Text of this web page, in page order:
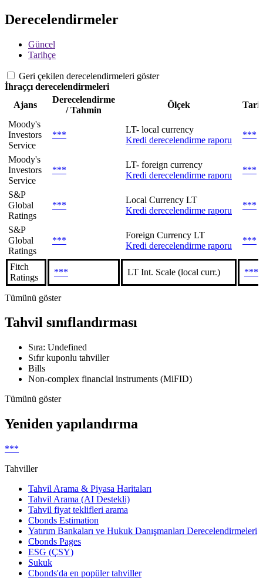
Derecelendirmeler
Güncel
Tarihçe
Geri çekilen derecelendirmeleri göster
İhraççı derecelendirmeleri
Ajans
Derecelendirme
/ Tahmin
Ölçek
Moody's
Investors
Service
***
LT- local currency
Kredi derecelendirme raporu
***
Moody's
Investors
Service
***
LT- foreign currency
Kredi derecelendirme raporu
***
S&P
Global
Ratings
***
Local Currency LT
Kredi derecelendirme raporu
***
S&P
Global
Ratings
***
Foreign Currency LT
Kredi derecelendirme raporu
***
Fitch
Ratings
*** LT Int. Scale (local curr.) ***
Tümünü göster
Tahvil sınıflandırması
Sıra: Undefined
Sıfır kuponlu tahviller
Bills
Non-complex financial instruments (MiFID)
Tümünü göster
Yeniden yapılandırma
***
Tahviller
Tahvil Arama & Piyasa Haritaları
Tahvil Arama (AI Destekli)
Tahvil fiyat teklifleri arama
Cbonds Estimation
Yatırım Bankaları ve Hukuk Danışmanları Derecelendirmeleri
Cbonds Pages
ESG (ÇSY)
Sukuk
Cbonds'da en popüler tahviller